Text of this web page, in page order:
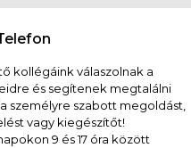
kollégáink válaszolnak a
és segítenek megtalálni
személyre szabott megoldást,
vagy kiegészítőt!
9 és 17 óra között